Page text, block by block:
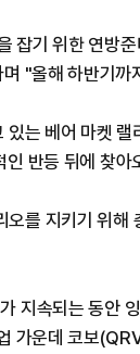
잡기 위한 연방
"올해 하반기
는 베어 마켓
반등 뒤에 찾
오를 지키기 위
지속되는 동안
가운데 코보